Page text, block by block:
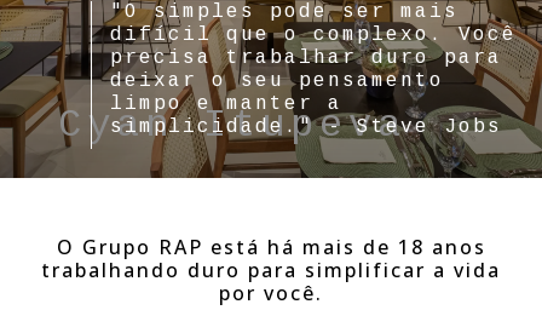
Cyan Itupeva
"O simples pode ser mais
difícil que o complexo. Você
precisa trabalhar duro para
deixar o seu pensamento
limpo e manter a
simplicidade." - Steve Jobs
O Grupo RAP está há mais de 18 anos
trabalhando duro para simplificar a vida
por você.